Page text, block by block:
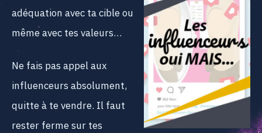
adéquation avec ta cible ou
même avec tes valeurs…
Ne fais pas appel aux
influenceurs absolument,
quitte à te vendre. Il faut
rester ferme sur tes